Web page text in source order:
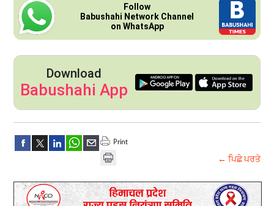
Follow
Babushahi Network Channel
on WhatsApp
Download
Babushahi App
← ਪਿਛੇ ਪਰਤੋ